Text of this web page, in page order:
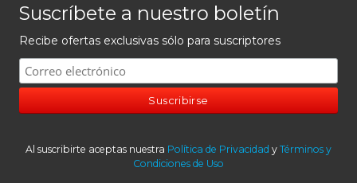
Suscríbete a nuestro boletín
Recibe ofertas exclusivas sólo para suscriptores
Al suscribirte aceptas nuestra Política de Privacidad y Términos y
Condiciones de Uso